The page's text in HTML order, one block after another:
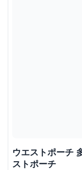
ウエストポーチ
ストポーチ